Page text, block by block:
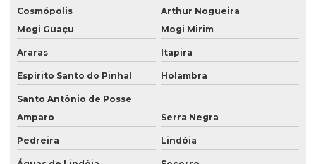
Empresa de reforma são paulo
Empresas de construção em Campinas
Empresas de construção civil e reformas
Empresas de construção e montagem industrial
Empresas de construção predial
Empresas de estruturas metalicas sp
Empresas no ramo de construção civil em sp
Cosmópolis
Arthur Nogueira
Mogi Guaçu
Mogi Mirim
Araras Itapira
Espírito Santo do Pinhal Holambra
Santo Antônio de Posse
Amparo
Serra Negra
Pedreira Lindóia